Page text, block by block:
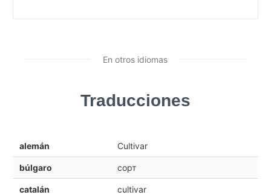
En otros idiomas
Traducciones
alemán Cultivar
búlgaro сорт
catalán cultivar